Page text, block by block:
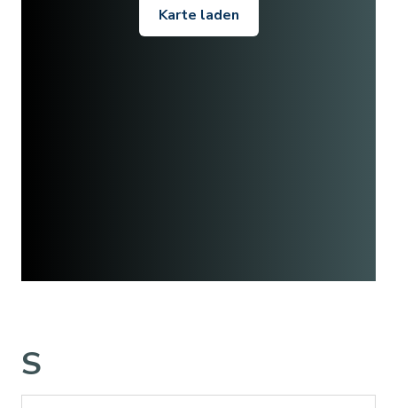
Karte laden
S